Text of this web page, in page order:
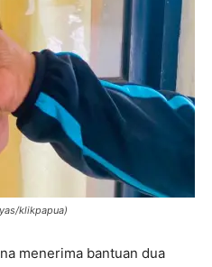
klikpapua)
menerima bantuan dua